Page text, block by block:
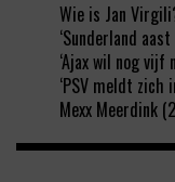
Wie is Jan
‘Sunderland
‘Ajax wil nog vijf
‘PSV meldt
Mexx Meerdink